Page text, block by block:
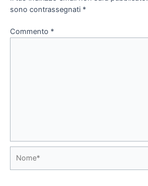
sono contrassegnati *
Commento *